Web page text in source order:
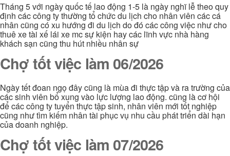
Tháng 5 với ngày quốc tế lao động 1-5 là ngày nghĩ lễ theo quy
định các công ty thường tổ chức du lịch cho nhân viên các cá
nhân cũng có xu hướng đi du lịch do đó các công việc như cho
thuê xe tài xế lái xe mc sự kiện hay các lĩnh vực nhà hàng
khách sạn cũng thu hút nhiều nhân sự
Chợ tốt việc làm 06/2026
Ngày tết đoan ngọ đây cũng là mùa đi thực tập và ra trường của
các sinh viên bổ xung vào lực lượng lao động. cũng là cơ hội
để các công ty tuyển thực tập sinh, nhân viên mới tốt nghiệp
cũng như tìm kiếm nhân tài phục vụ nhu cầu phát triển dài hạn
của doanh nghiệp.
Chợ tốt việc làm 07/2026